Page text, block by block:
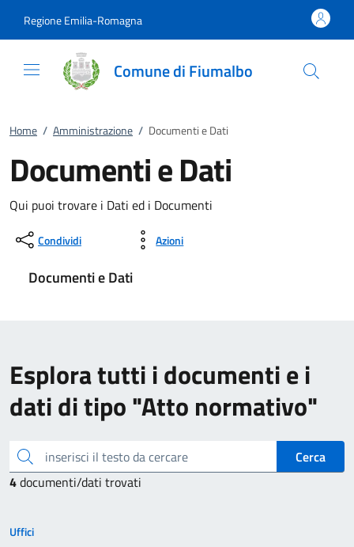
Regione Emilia-Romagna
Comune di Fiumalbo
Home / Amministrazione / Documenti e Dati
Documenti e Dati
Qui puoi trovare i Dati ed i Documenti
Condividi Azioni
Documenti e Dati
Esplora tutti i documenti e i
dati di tipo "Atto normativo"
inserisci il testo da cercare
Cerca
4documenti/dati trovati
Uffici